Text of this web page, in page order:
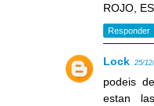
ROJO,
Responder
Lock 25/
podeis
estan